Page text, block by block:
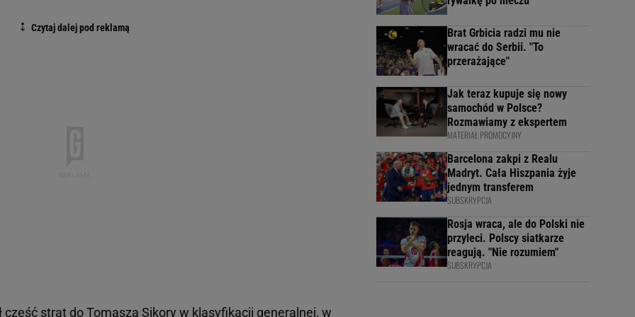
strat do Tomasza Sikory w klasyfikacji generalnej, w
Brat Grbicia radzi mu nie
wracać do Serbii. "To
przerażające"
Jak teraz kupuje się nowy
samochód w Polsce?
Rozmawiamy z ekspertem
MATERIAŁ PROMOCYJNY
Barcelona zakpi z Realu
Madryt. Cała Hiszpania żyje
jednym transferem
SUBSKRYPCJA
Rosja wraca, ale do Polski nie
przyleci. Polscy siatkarze
reagują. "Nie rozumiem"
SUBSKRYPCJA